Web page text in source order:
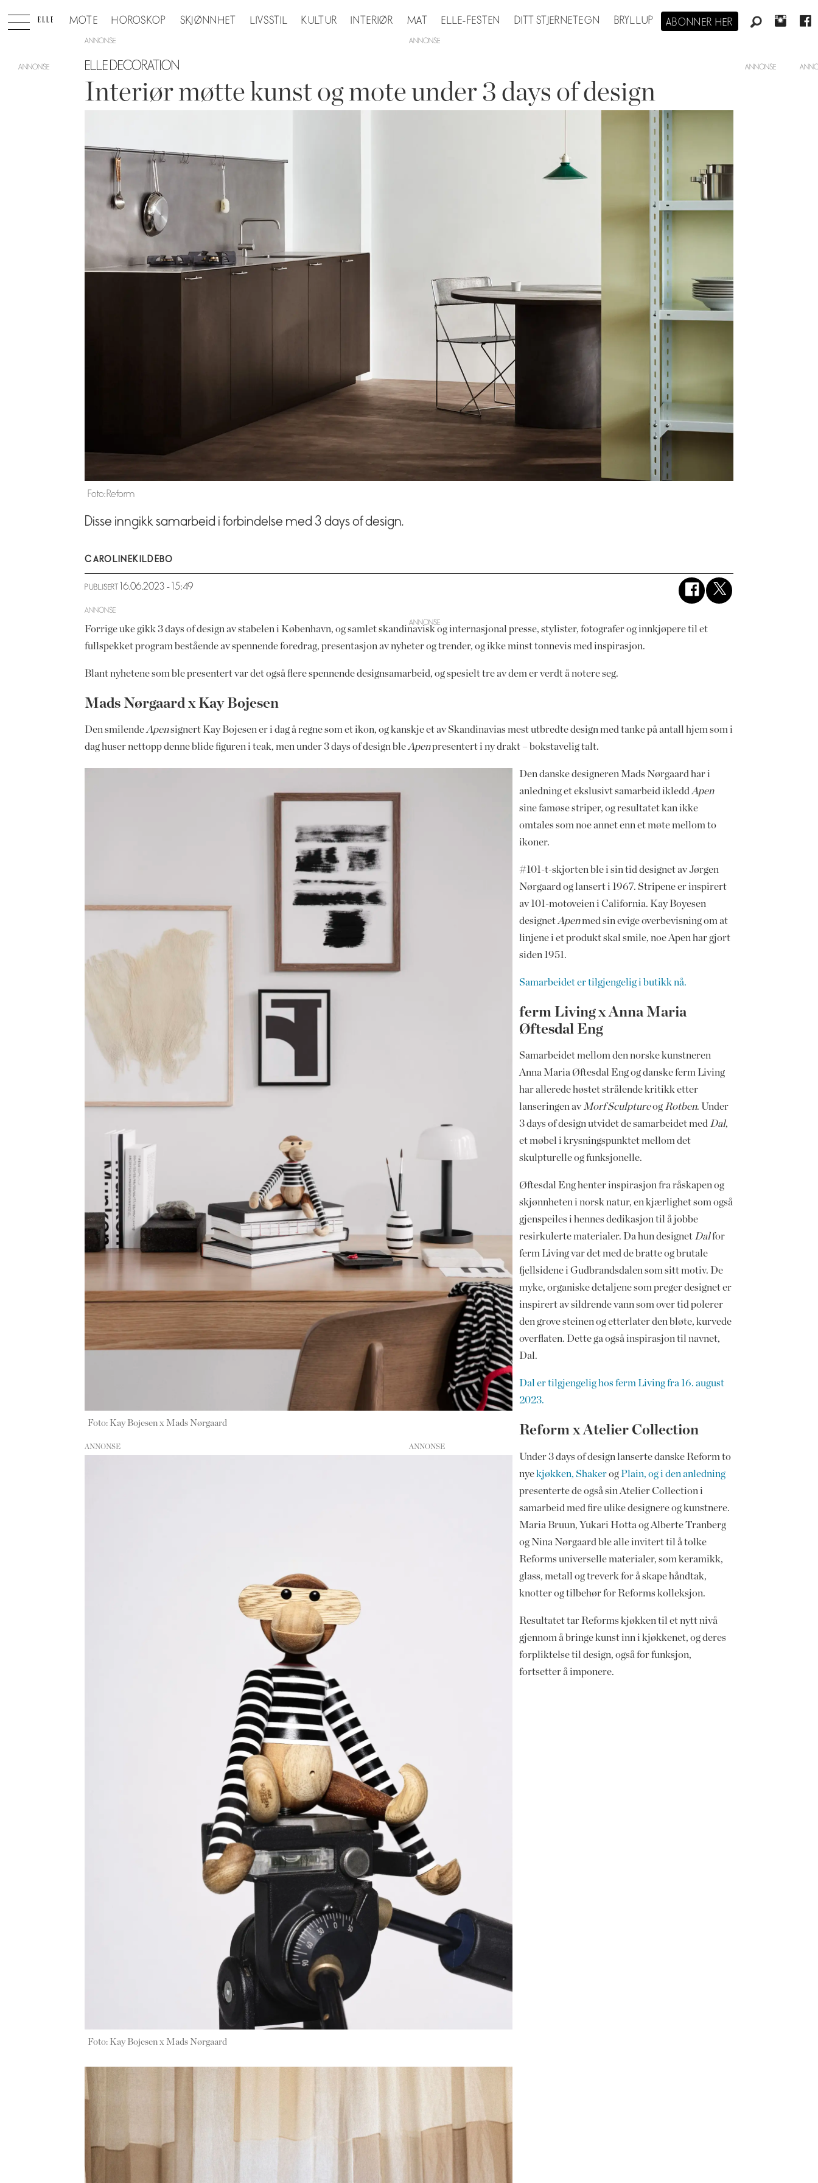
MOTE HOROSKOP SKJØNNHET LIVSSTIL KULTUR INTERIØR MAT ELLE-FESTEN DITT STJERNETEGN BRYLLUP ABONNER HER
ANNONSE
ELLE DECORATION
Interiør møtte kunst og mote under 3 days of design
Foto: Reform
Disse inngikk samarbeid i forbindelse med 3 days of design.
CAROLINEKILDEBO
PUBLISERT 16.06.2023 - 15:49
ANNONSE
Forrige uke gikk 3 days of design av stabelen i København, og samlet skandinavisk og internasjonal presse, stylister, fotografer og innkjøpere til et
fullspekket program bestående av spennende foredrag, presentasjon av nyheter og trender, og ikke minst tonnevis med inspirasjon.
Blant nyhetene som ble presentert var det også flere spennende designsamarbeid, og spesielt tre av dem er verdt å notere seg.
Mads Nørgaard x Kay Bojesen
Den smilende Apensignert Kay Bojesen er i dag å regne som et ikon, og kanskje et av Skandinavias mest utbredte design med tanke på antall hjem som i
dag huser nettopp denne blide figuren i teak, men under 3 days of design ble Apenpresentert i ny drakt – bokstavelig talt.
Foto: Kay Bojesen x Mads Nørgaard
Den danske designeren Mads Nørgaard har i
anledning et ekslusivt samarbeid ikledd Apen
sine famøse striper, og resultatet kan ikke
omtales som noe annet enn et møte mellom to
ikoner.
ANNONSE
Foto: Kay Bojesen x Mads Nørgaard
#101-t-skjorten ble i sin tid designet av Jørgen
Nørgaard og lansert i 1967. Stripene er inspirert
av 101-motoveien i California. Kay Boyesen
designet Apenmed sin evige overbevisning om at
linjene i et produkt skal smile, noe Apen har gjort
siden 1951.
Samarbeidet er tilgjengelig i butikk nå.
ferm Living x Anna Maria
Øftesdal Eng
Samarbeidet mellom den norske kunstneren
Anna Maria Øftesdal Eng og danske ferm Living
har allerede høstet strålende kritikk etter
lanseringen av Morf Sculptureog Rotben. Under
3 days of design utvidet de samarbeidet med Dal,
et møbel i krysningspunktet mellom det
skulpturelle og funksjonelle.
Øftesdal Eng henter inspirasjon fra råskapen og
skjønnheten i norsk natur, en kjærlighet som også
gjenspeiles i hennes dedikasjon til å jobbe
resirkulerte materialer. Da hun designet Dalfor
ferm Living var det med de bratte og brutale
fjellsidene i Gudbrandsdalen som sitt motiv. De
myke, organiske detaljene som preger designet er
inspirert av sildrende vann som over tid polerer
den grove steinen og etterlater den bløte, kurvede
overflaten. Dette ga også inspirasjon til navnet,
Dal.
Dal er tilgjengelig hos ferm Living fra 16. august
2023.
Reform x Atelier Collection
Under 3 days of design lanserte danske Reform to
nyekjøkken, ShakerogPlain, og i den anledning
presenterte de også sin Atelier Collection i
samarbeid med fire ulike designere og kunstnere.
Maria Bruun, Yukari Hotta og Alberte Tranberg
og Nina Nørgaard ble alle invitert til å tolke
Reforms universelle materialer, som keramikk,
glass, metall og treverk for å skape håndtak,
knotter og tilbehør for Reforms kolleksjon.
Resultatet tar Reforms kjøkken til et nytt nivå
gjennom å bringe kunst inn i kjøkkenet, og deres
forpliktelse til design, også for funksjon,
fortsetter å imponere.
ANNONSE